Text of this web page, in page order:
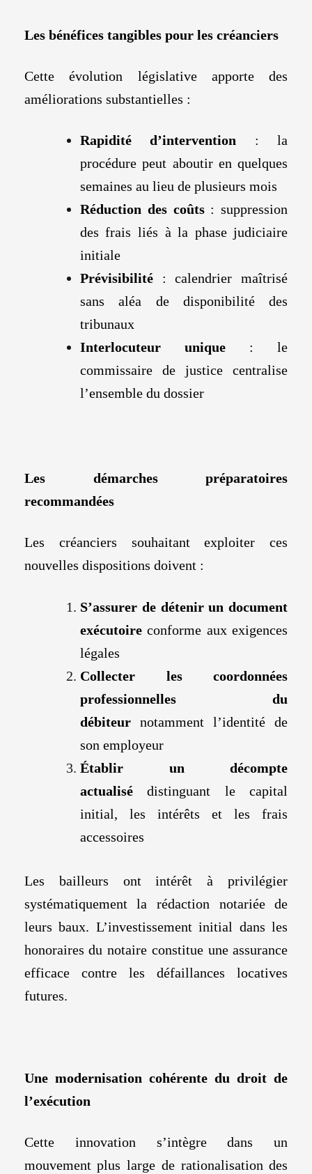
Les bénéfices tangibles pour les créanciers
Cette évolution législative apporte des
améliorations substantielles :
Rapidité d’intervention : la
procédure peut aboutir en quelques
semaines au lieu de plusieurs mois
Réduction des coûts: suppression
des frais liés à la phase judiciaire
initiale
Prévisibilité: calendrier maîtrisé
sans aléa de disponibilité des
tribunaux
Interlocuteur unique: le
commissaire de justice centralise
l’ensemble du dossier
Les démarches préparatoires
recommandées
Les créanciers souhaitant exploiter ces
nouvelles dispositions doivent :
S’assurer de détenir un document
exécutoireconforme aux exigences
légales
Collecter les coordonnées
professionnelles du
débiteurnotamment l’identité de
son employeur
Établir un décompte
actualisédistinguant le capital
initial, les intérêts et les frais
accessoires
Les bailleurs ont intérêt à privilégier
systématiquement la rédaction notariée de
leurs baux. L’investissement initial dans les
honoraires du notaire constitue une assurance
efficace contre les défaillances locatives
futures.
Une modernisation cohérente du droit de
l’exécution
Cette innovation s’intègre dans un
mouvement plus large de rationalisation des